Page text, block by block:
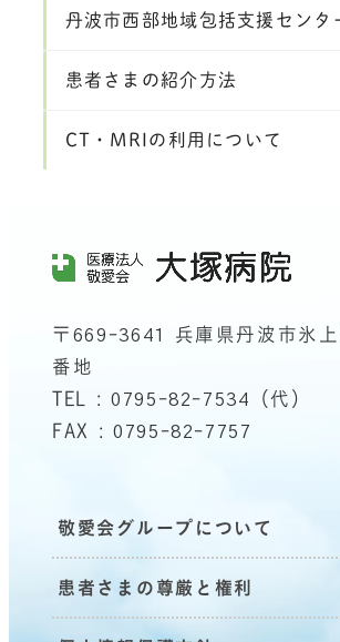
丹波市西部地域包括支援センタ
患者さまの紹介方法
CT・MRIの利用について
〒669-3641 兵庫県丹波市氷
番地
TEL : 0795-82-7534（代）
FAX : 0795-82-7757
敬愛会グループについて
患者さまの尊厳と権利